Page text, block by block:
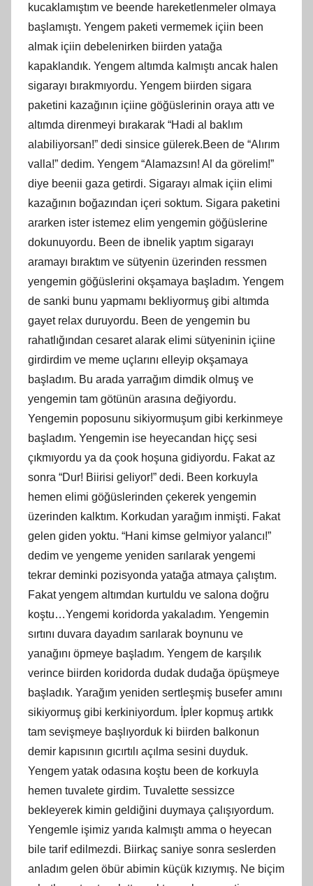
kucaklamıştım ve beende hareketlenmeler olmaya
başlamıştı. Yengem paketi vermemek içiin been
almak içiin debelenirken biirden yatağa
kapaklandık. Yengem altımda kalmıştı ancak halen
sigarayı bırakmıyordu. Yengem biirden sigara
paketini kazağının içiine göğüslerinin oraya attı ve
altımda direnmeyi bırakarak “Hadi al baklım
alabiliyorsan!” dedi sinsice gülerek.Been de “Alırım
valla!” dedim. Yengem “Alamazsın! Al da görelim!”
diye beenii gaza getirdi. Sigarayı almak içiin elimi
kazağının boğazından içeri soktum. Sigara paketini
ararken ister istemez elim yengemin göğüslerine
dokunuyordu. Been de ibnelik yaptım sigarayı
aramayı bıraktım ve sütyenin üzerinden ressmen
yengemin göğüslerini okşamaya başladım. Yengem
de sanki bunu yapmamı bekliyormuş gibi altımda
gayet relax duruyordu. Been de yengemin bu
rahatlığından cesaret alarak elimi sütyeninin içiine
girdirdim ve meme uçlarını elleyip okşamaya
başladım. Bu arada yarrağım dimdik olmuş ve
yengemin tam götünün arasına değiyordu.
Yengemin poposunu sikiyormuşum gibi kerkinmeye
başladım. Yengemin ise heyecandan hiçç sesi
çıkmıyordu ya da çook hoşuna gidiyordu. Fakat az
sonra “Dur! Biirisi geliyor!” dedi. Been korkuyla
hemen elimi göğüslerinden çekerek yengemin
üzerinden kalktım. Korkudan yarağım inmişti. Fakat
gelen giden yoktu. “Hani kimse gelmiyor yalancı!”
dedim ve yengeme yeniden sarılarak yengemi
tekrar deminki pozisyonda yatağa atmaya çalıştım.
Fakat yengem altımdan kurtuldu ve salona doğru
koştu…Yengemi koridorda yakaladım. Yengemin
sırtını duvara dayadım sarılarak boynunu ve
yanağını öpmeye başladım. Yengem de karşılık
verince biirden koridorda dudak dudağa öpüşmeye
başladık. Yarağım yeniden sertleşmiş busefer amını
sikiyormuş gibi kerkiniyordum. İpler kopmuş artıkk
tam sevişmeye başlıyorduk ki biirden balkonun
demir kapısının gıcırtılı açılma sesini duyduk.
Yengem yatak odasına koştu been de korkuyla
hemen tuvalete girdim. Tuvalette sessizce
bekleyerek kimin geldiğini duymaya çalışıyordum.
Yengemle işimiz yarıda kalmıştı amma o heyecan
bile tarif edilmezdi. Biirkaç saniye sonra seslerden
anladım gelen öbür abimin küçük kızıymış. Ne biçim